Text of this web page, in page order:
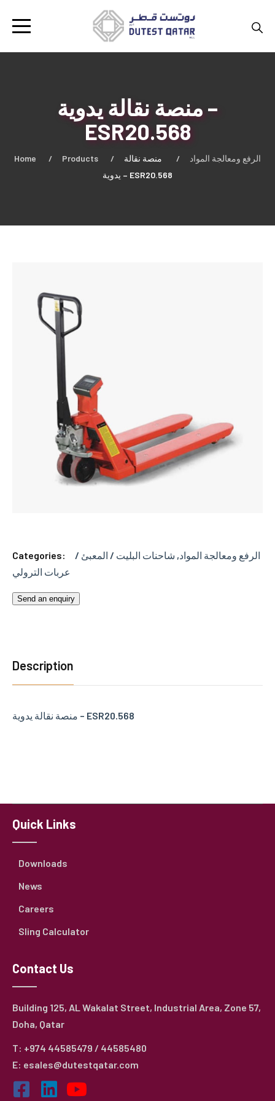
منصة نقالة يدوية –
ESR20.568
Home Products الرفع ومعالجة المواد
منصة نقالة
يدوية – ESR20.568
Categories: الرفع ومعالجة المواد, شاحنات البليت / المعبئ /
عربات الترولي
Send an enquiry
Description
منصة نقالة يدوية – ESR20.568
Quick Links
Downloads
News
Careers
Sling Calculator
Contact Us
Building 125, AL Wakalat Street, Industrial Area, Zone 57,
Doha, Qatar
T: +974 44585479 / 44585480
E: esales@dutestqatar.com